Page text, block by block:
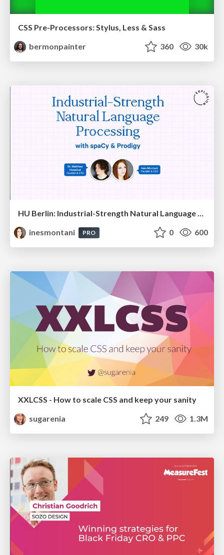
CSS Pre-Processors: Stylus, Less & Sass
bermonpainter
360 30k
HU Berlin: Industrial-Strength Natural Language Processing with spaCy and Prodigy
inesmontani
PRO 0 600
XXLCSS - How to scale CSS and keep your sanity
sugarenia
249 1.3M